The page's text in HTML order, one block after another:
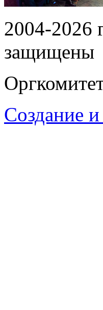
2004-2026
защищены
Создание